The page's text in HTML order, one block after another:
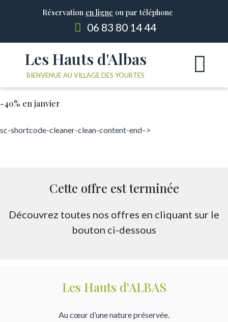
Réservation en ligne ou par téléphone
06 83 80 14 44
Les Hauts d'Albas
BIENVENUE AU VILLAGE DES YOURTES
-40% en janvier
sc-shortcode-cleaner-clean-content-end–>
Cette offre est terminée
Découvrez toutes nos offres en cliquant sur le
bouton ci-dessous
Les Hauts d'ALBAS
Au cœur d’une nature préservée.